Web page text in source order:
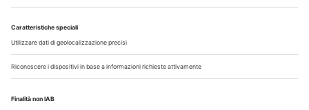
Chi Siamo